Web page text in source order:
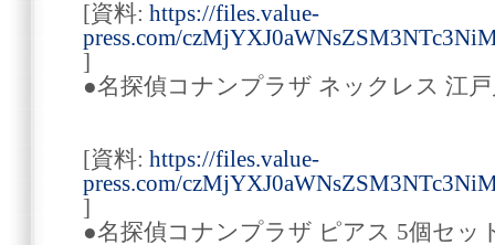
[資料: https://files.value-
press.com/
]
●名探偵コナンプラザ ネックレス 江
[資料: https://files.value-
press.com/
]
●名探偵コナンプラザ ピアス 5個セッ